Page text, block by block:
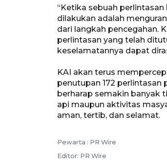
“Ketika sebuah
dilakukan adalah
dari langkah pencegahan.
perlintasan yang telah
keselamatannya dapat
KAI akan terus
penutupan 172 perlintasan
berharap semakin banyak
api maupun aktivitas
aman, tertib, dan selamat.
Pewarta : PR Wire
Editor: PR Wire